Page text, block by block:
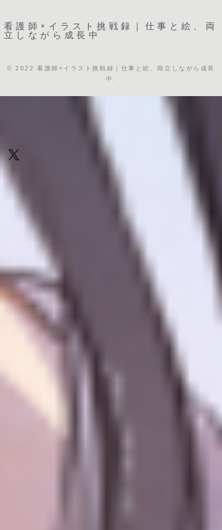
看護師×イラスト挑戦録｜仕事と絵、両
立しながら成長中
© 2022 看護師×イラスト挑戦録｜仕事と絵、両立しながら成長
中.